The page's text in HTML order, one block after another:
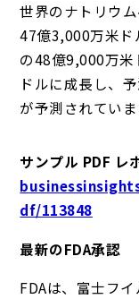
世界のナトリウ
47億3,000万米ド
の48億9,000万
ドルに成長し、
が予測されていま
サンプル PDF レ
df/113848
最新のFDA承認
FDAは、富士フ